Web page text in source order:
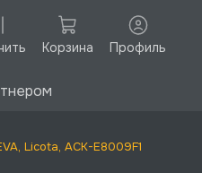
Корзина Профиль
Licota, ACK-E8009F1